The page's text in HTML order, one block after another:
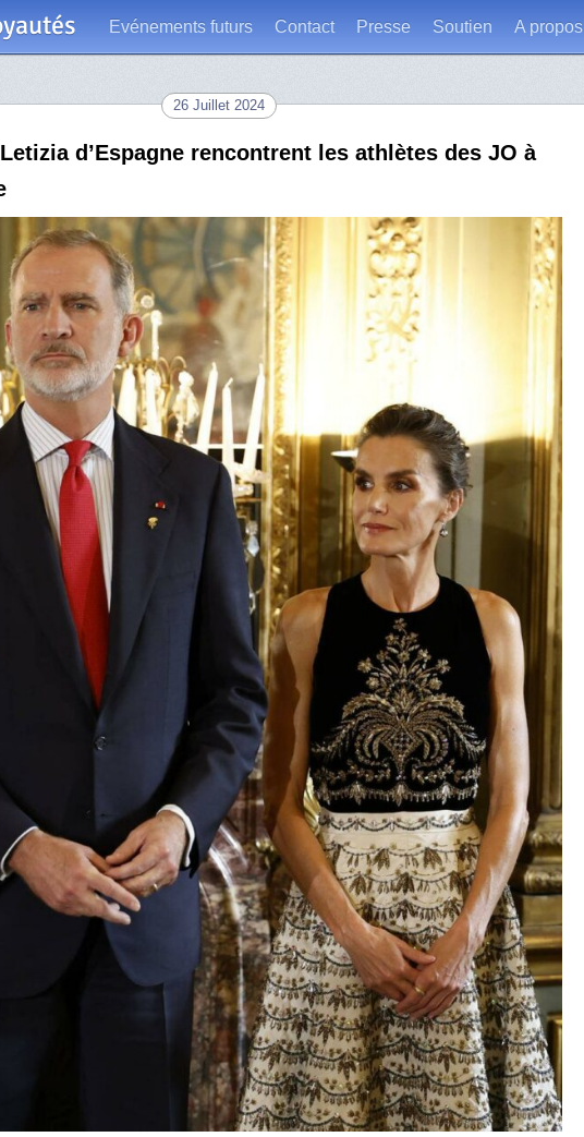
Evénements futurs Contact Presse Soutien A propos
26 Juillet 2024
d’Espagne rencontrent les athlètes des JO à